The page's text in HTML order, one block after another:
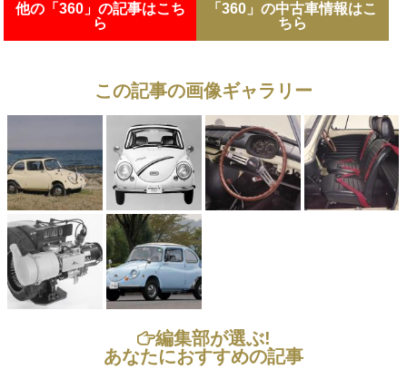
他の「360」の記事はこち
ら
「360」の中古車情報はこ
ちら
この記事の画像ギャラリー
編集部が選ぶ!
あなたにおすすめの記事